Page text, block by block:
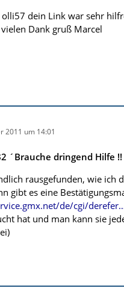
olli57 dein Link war sehr
Dank gruß Marcel
2011 um 14:01
´Brauche dringend Hilfe !!
rausgefunden, wie ich
gibt es eine
de/cgi/
hat und man kann sie